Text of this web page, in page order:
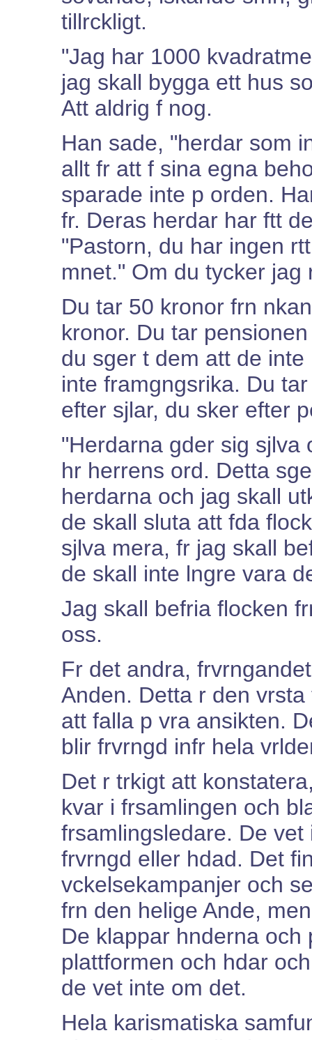
tillrckligt.
"Jag har 1000
jag skall bygga ett hus
Att aldrig f nog.
Han sade, "herdar som
allt fr att f sina egna
sparade inte p orden.
fr. Deras herdar har ftt
"Pastorn, du har ingen
mnet." Om du tycker
Du tar 50 kronor frn
kronor. Du tar
du sger t dem att de
inte framgngsrika. Du
efter sjlar, du sker efter
"Herdarna gder sig sjlva
hr herrens ord. Detta
herdarna och jag skall
de skall sluta att fda
sjlva mera, fr jag skall
de skall inte lngre vara
Jag skall befria flocken
oss.
Fr det andra,
Anden. Detta r den
att falla p vra ansikten.
blir frvrngd infr hela
Det r trkigt att
kvar i frsamlingen och
frsamlingsledare. De
frvrngd eller hdad. Det
vckelsekampanjer och
frn den helige Ande,
De klappar hnderna
plattformen och hdar
de vet inte om det.
Hela karismatiska